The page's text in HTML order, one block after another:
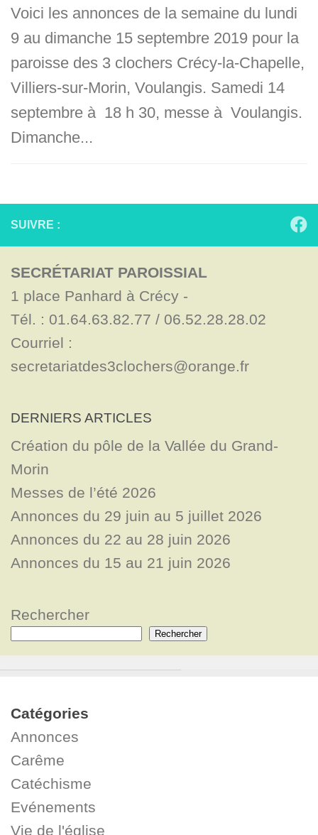
Voici les annonces de la semaine du lundi
9 au dimanche 15 septembre 2019 pour la
paroisse des 3 clochers Crécy-la-Chapelle,
Villiers-sur-Morin, Voulangis. Samedi 14
septembre à 18 h 30, messe à Voulangis.
Dimanche...
SUIVRE :
SECRÉTARIAT PAROISSIAL
1 place Panhard à Crécy -
Tél. : 01.64.63.82.77 / 06.52.28.28.02
Courriel :
secretariatdes3clochers@orange.fr
DERNIERS ARTICLES
Création du pôle de la Vallée du Grand-
Morin
Messes de l’été 2026
Annonces du 29 juin au 5 juillet 2026
Annonces du 22 au 28 juin 2026
Annonces du 15 au 21 juin 2026
Rechercher
Rechercher
Catégories
Annonces
Carême
Catéchisme
Evénements
Vie de l'église